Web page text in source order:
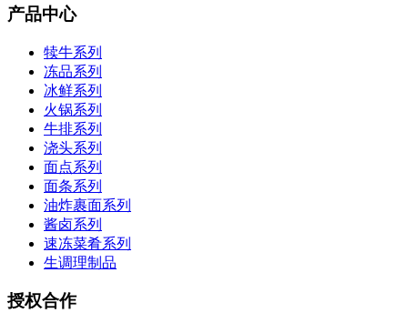
产品中心
犊牛系列
冻品系列
冰鲜系列
火锅系列
牛排系列
浇头系列
面点系列
面条系列
油炸裹面系列
酱卤系列
速冻菜肴系列
生调理制品
授权合作